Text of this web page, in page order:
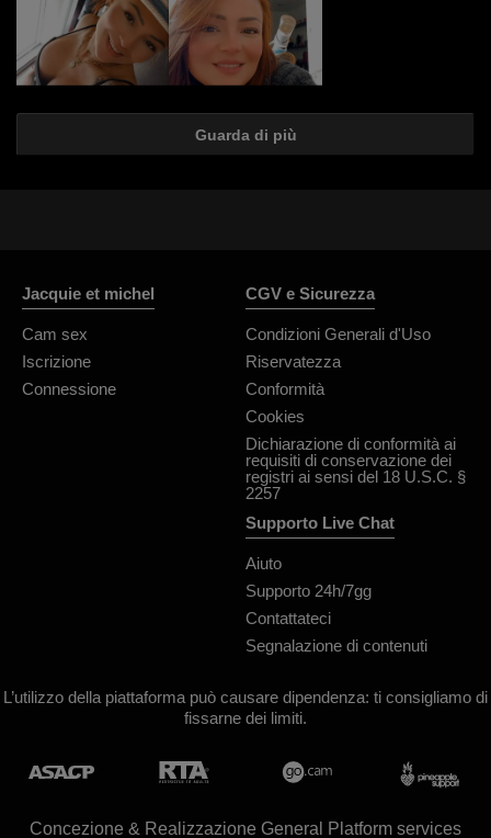
Guarda di più
Jacquie et michel
Cam sex
Iscrizione
Connessione
CGV e Sicurezza
Condizioni Generali d'Uso
Riservatezza
Conformità
Cookies
Dichiarazione di conformità ai
requisiti di conservazione dei
registri ai sensi del 18 U.S.C. §
2257
Supporto Live Chat
Aiuto
Supporto 24h/7gg
Contattateci
Segnalazione di contenuti
L’utilizzo della piattaforma può causare dipendenza: ti consigliamo di
fissarne dei limiti.
Concezione & Realizzazione General Platform services